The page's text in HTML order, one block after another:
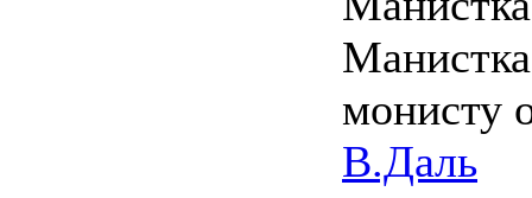
монисту
В.Даль